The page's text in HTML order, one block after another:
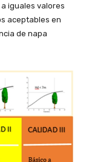
iguales valores
aceptables en
de napa